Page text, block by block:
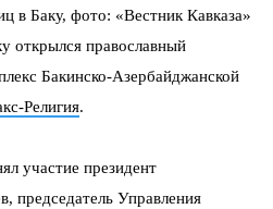
в Баку, фото: «Вестник Кавказа»
православный
Бакинско-Азербайджанской
Религия.
участие президент
председатель Управления